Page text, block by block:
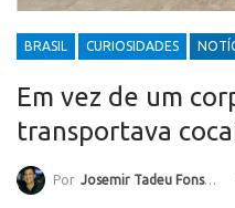
BRASIL CURIOSIDADES
Em vez de um
transportava
Por Josemir Tadeu Fonseca